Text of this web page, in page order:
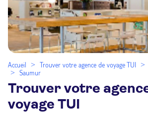
Accueil Trouver votre agence de voyage TUI
Saumur
Trouver votre
voyage TUI